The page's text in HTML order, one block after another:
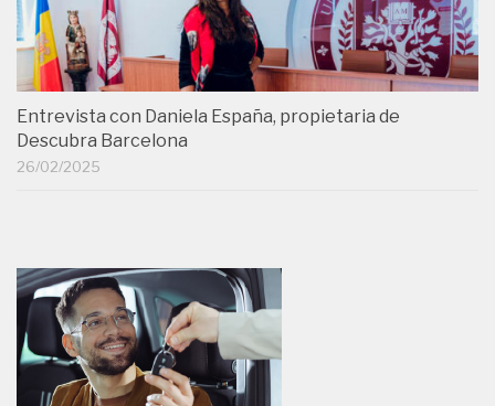
Entrevista con Daniela España, propietaria de
Descubra Barcelona
26/02/2025